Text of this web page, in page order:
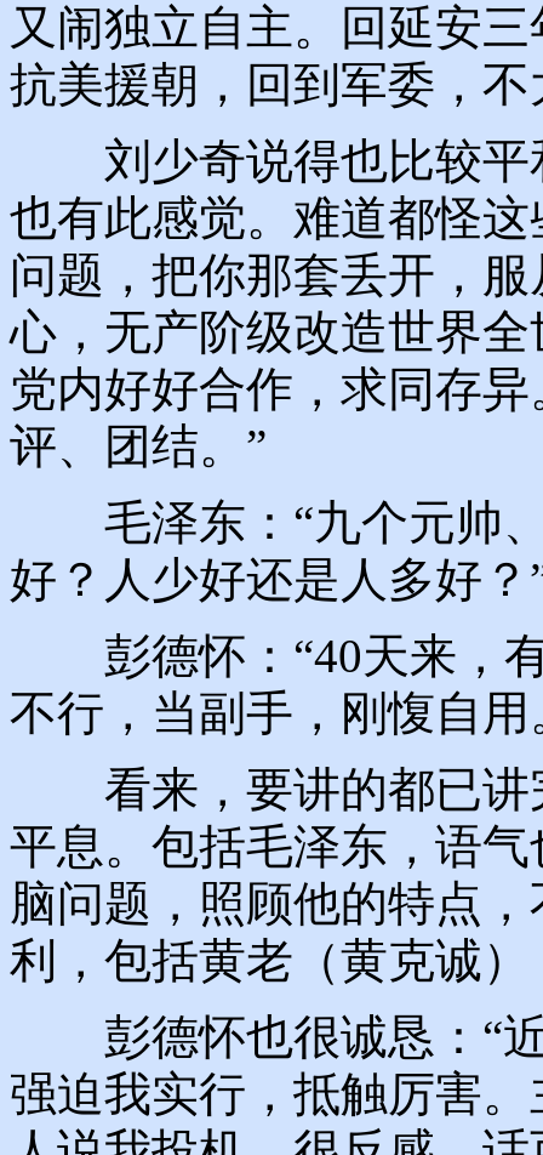
又闹独立自主。回延安
抗美援朝，回到军委，不
刘少奇说得也比较平
也有此感觉。难道都怪
问题，把你那套丢开，
心，无产阶级改造世界
党内好好合作，求同存
评、团结。”
毛泽东：“九个元帅、
好？人少好还是人多好？
彭德怀：“40天来，有
不行，当副手，刚愎自用
看来，要讲的都已讲
平息。包括毛泽东，语
脑问题，照顾他的特点
利，包括黄老（黄克诚
彭德怀也很诚恳：“近
强迫我实行，抵触厉害